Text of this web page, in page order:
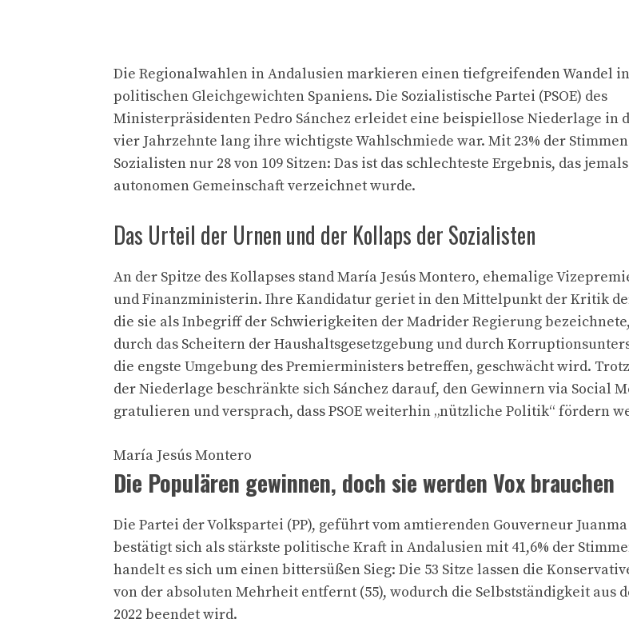
Die Regionalwahlen in Andalusien markieren einen tiefgreifenden Wandel
politischen Gleichgewichten Spaniens. Die Sozialistische Partei (PSOE) des
Ministerpräsidenten Pedro Sánchez erleidet eine beispiellose Niederlage in
vier Jahrzehnte lang ihre wichtigste Wahlschmiede war. Mit 23% der
Sozialisten nur 28 von 109 Sitzen: Das ist das schlechteste Ergebnis, das
autonomen Gemeinschaft verzeichnet wurde.
Das Urteil der Urnen und der Kollaps der Sozialisten
An der Spitze des Kollapses stand María Jesús Montero, ehemalige
und Finanzministerin. Ihre Kandidatur geriet in den Mittelpunkt der Kritik
die sie als Inbegriff der Schwierigkeiten der Madrider Regierung
durch das Scheitern der Haushaltsgesetzgebung und durch
die engste Umgebung des Premierministers betreffen, geschwächt wird.
der Niederlage beschränkte sich Sánchez darauf, den Gewinnern via Social
gratulieren und versprach, dass PSOE weiterhin „nützliche Politik“ fördern
María Jesús Montero
Die Populären gewinnen, doch sie werden Vox brauchen
Die Partei der Volkspartei (PP), geführt vom amtierenden Gouverneur
bestätigt sich als stärkste politische Kraft in Andalusien mit 41,6% der
handelt es sich um einen bittersüßen Sieg: Die 53 Sitze lassen die
von der absoluten Mehrheit entfernt (55), wodurch die Selbstständigkeit aus
2022 beendet wird.